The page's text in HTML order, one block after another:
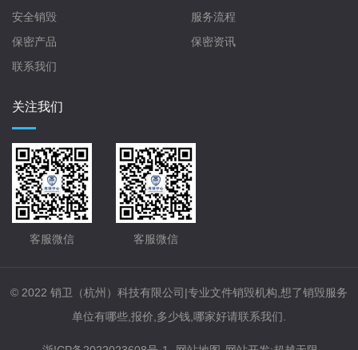
安全销毁
服务流程
保密产品
保密资讯
联系我们
关注我们
客服微信 客服微信
© 2022 销卫（杭州）科技有限公司|专业文件销毁机构,想了销毁服务
单位有哪些,报价,多少钱,哪家好请联系我们.